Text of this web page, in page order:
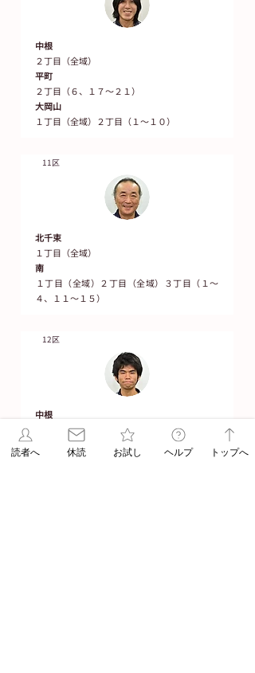
中根
２丁目（全域）
平町
２丁目（６、１７～２１）
大岡山
１丁目（全域）２丁目（１～１０）
11区
北千束
１丁目（全域）
南
​１丁目（全域）２丁目（全域）３丁目（１～
４、１１～１５）
12区
中根
１丁目（１～９）２丁目（１１～１５）
１丁目（全域）２丁目（１～５、７～１６、
読者へ 休読 お試し ヘルプ トップへ